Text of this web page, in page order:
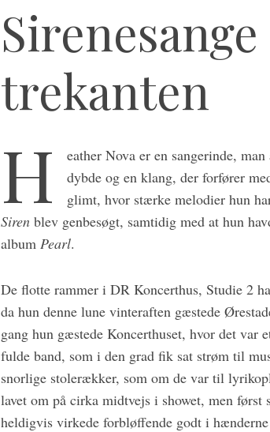
trekanten
H
eather Nova er en sangerinde,
dybde og en klang, der forfører
glimt, hvor stærke melodier hun
Siren blev genbesøgt, samtidig med at hun
album Pearl.
De flotte rammer i DR Koncerthus, Studie 2
da hun denne lune vinteraften gæstede
gang hun gæstede Koncerthuset, hvor det var
fulde band, som i den grad fik sat strøm til
snorlige stolerækker, som om de var til
lavet om på cirka midtvejs i showet, men
heldigvis virkede forbløffende godt i